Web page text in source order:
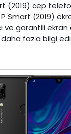
(2019) cep
P Smart (2019)
ve garantili ekran
daha fazla bilgi